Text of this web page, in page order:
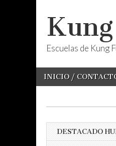
Escuelas de Kung
Main
menu
Skip
INICIO /
DESTACADO